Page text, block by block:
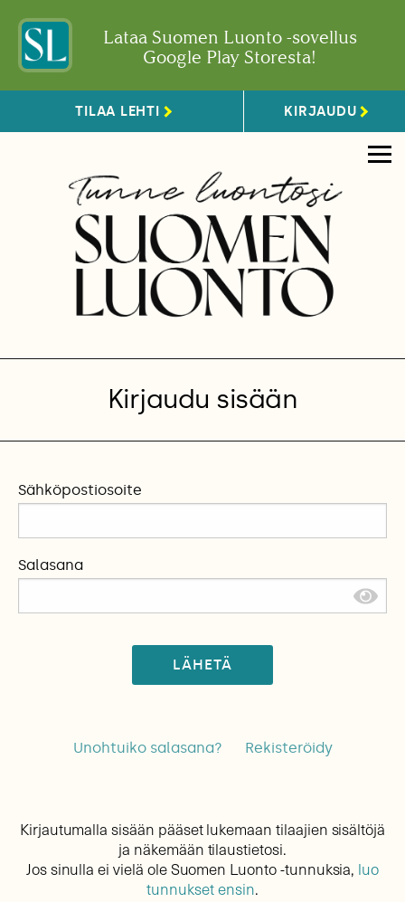
Lataa Suomen Luonto -sovellus
Google Play Storesta!
TILAA LEHTI KIRJAUDU
Kirjaudu sisään
Sähköpostiosoite
Salasana
LÄHETÄ
Unohtuiko salasana? Rekisteröidy
Kirjautumalla sisään pääset lukemaan tilaajien sisältöjä
ja näkemään tilaustietosi.
Jos sinulla ei vielä ole Suomen Luonto -tunnuksia, luo
tunnukset ensin.